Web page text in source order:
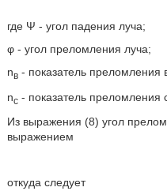
где Ψ - угол падения луча;
φ - угол преломления луча;
nв- показатель преломления
nс- показатель преломления
Из выражения (8) угол
выражением
откуда следует